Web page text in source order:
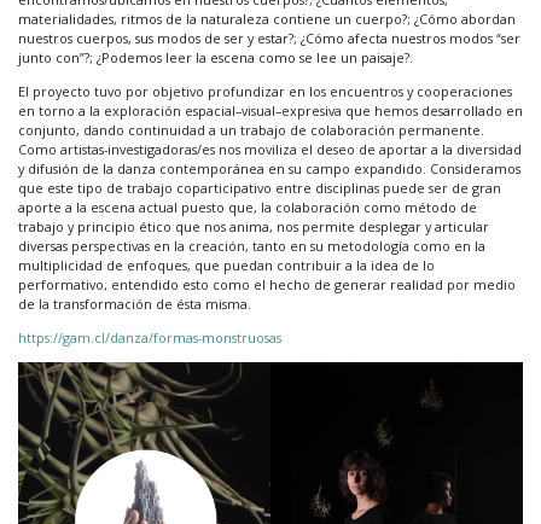
materialidades, ritmos de la naturaleza contiene un cuerpo?; ¿Cómo abordan
nuestros cuerpos, sus modos de ser y estar?; ¿Cómo afecta nuestros modos “ser
junto con”?; ¿Podemos leer la escena como se lee un paisaje?.
El proyecto tuvo por objetivo profundizar en los encuentros y cooperaciones
en torno a la exploración espacial–visual–expresiva que hemos desarrollado en
conjunto, dando continuidad a un trabajo de colaboración permanente.
Como artistas-investigadoras/es nos moviliza el deseo de aportar a la diversidad
y difusión de la danza contemporánea en su campo expandido. Consideramos
que este tipo de trabajo coparticipativo entre disciplinas puede ser de gran
aporte a la escena actual puesto que, la colaboración como método de
trabajo y principio ético que nos anima, nos permite desplegar y articular
diversas perspectivas en la creación, tanto en su metodología como en la
multiplicidad de enfoques, que puedan contribuir a la idea de lo
performativo, entendido esto como el hecho de generar realidad por medio
de la transformación de ésta misma.
https://gam.cl/danza/formas-monstruosas